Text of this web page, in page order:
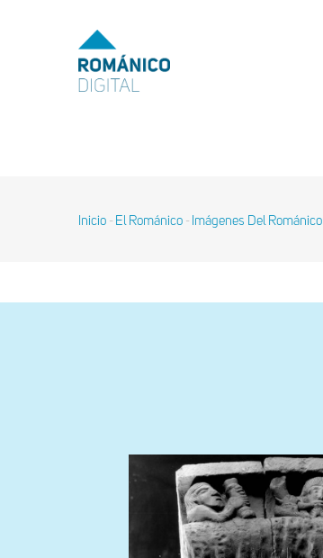
MENU
TOP
Sobrescribir
Inicio - El Románico - Imágenes Del Románico